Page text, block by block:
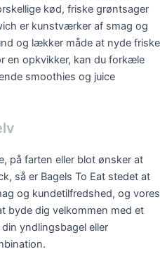
kød, friske grøntsager
er kunstværker af smag og
og lækker måde at nyde friske
en opkvikker, kan du forkæle
smoothies og juice
på farten eller blot ønsker at
så er Bagels To Eat stedet at
og kundetilfredshed, og vores
byde dig velkommen med et
yndlingsbagel eller